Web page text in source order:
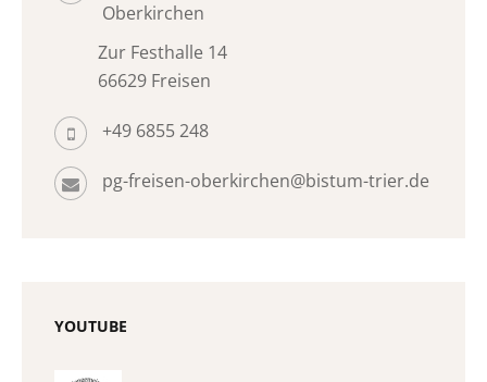
Oberkirchen
Zur Festhalle 14
66629 Freisen
+49 6855 248
pg-freisen-oberkirchen@bistum-trier.de
YOUTUBE